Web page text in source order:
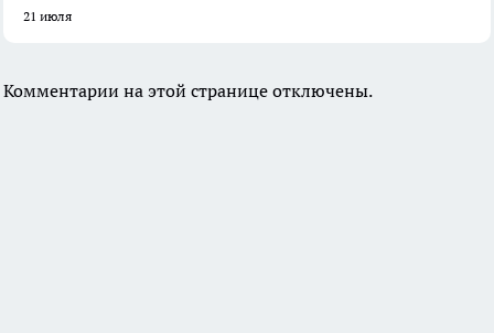
21 июля
Комментарии на этой странице отключены.